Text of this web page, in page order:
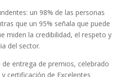
un 98% de las personas
que un 95% señala que puede
miden la credibilidad, el respeto y
del sector.
entrega de premios, celebrado
certificación de Excelentes